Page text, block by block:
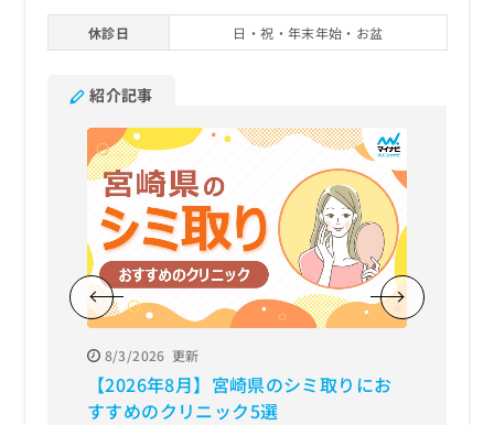
休診日 日・祝・年末年始・お盆
紹介記事
8/3/2026 更新
【2026年8月】宮崎県のシミ取りにお
すすめのクリニック5選